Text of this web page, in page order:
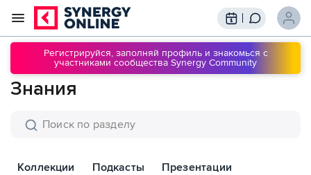
Регистрируйся, заполняй профиль и знакомься с
участниками сообщества Synergy Community
Трансляции
Вебинары
Обучение
Знания
Знания
Коллекции Подкасты Презентации